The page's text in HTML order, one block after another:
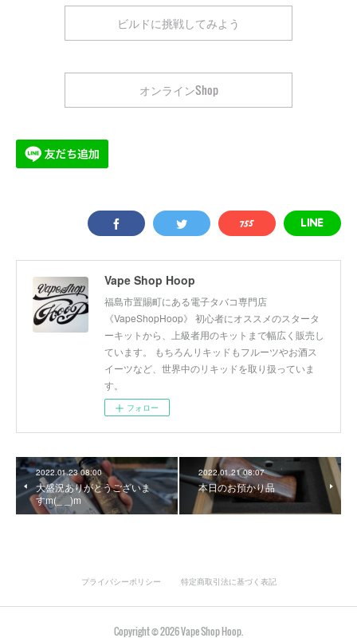
ビルドに挑戦してみよう
オンラインShop
Vape Shop Hoop
福島市置賜町にある電子タバコ専門店
《VapeShopHoop》 初心者にオススメのスタータ
ーキットから、上級者用のキットまで幅広く販売し
ています。 もちろんリキッドもフルーツやお酒ス
イーツなど、世界中のリキッドを取り扱っていま
す。
フォロー
2022.01.23 08:00
大盛況ありがとうございま
すm(_ _)m
2022.01.21 08:07
本日のお預かり品
プライバシーポリシー 特定商取引法に基づく表記
Copyright ©2026Vape Shop Hoop.